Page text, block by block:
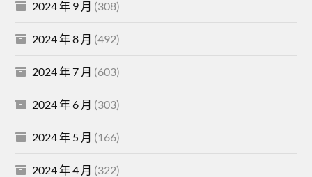
2024 年 9 月 (308)
2024 年 8 月 (492)
2024 年 7 月 (603)
2024 年 6 月 (303)
2024 年 5 月 (166)
2024 年 4 月 (322)